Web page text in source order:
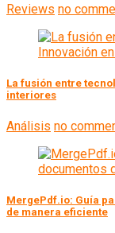
Reviews no
La fusión entre
interiores
Análisis no
MergePdf.io: Guía
de manera eficiente